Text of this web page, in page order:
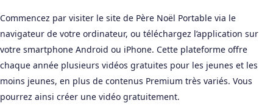
Commencez par visiter le site de Père Noël Portable via le
navigateur de votre ordinateur, ou téléchargez l’application sur
votre smartphone Android ou iPhone. Cette plateforme offre
chaque année plusieurs vidéos gratuites pour les jeunes et les
moins jeunes, en plus de contenus Premium très variés. Vous
pourrez ainsi créer une vidéo gratuitement.